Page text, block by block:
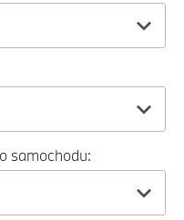
samochodu: